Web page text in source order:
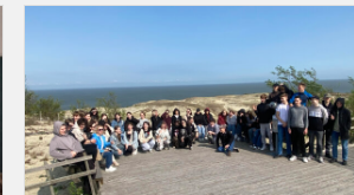
mokyklą“